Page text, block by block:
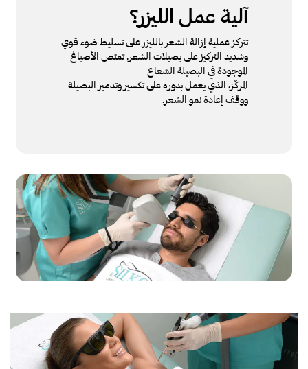
آلية عمل الليزر؟
تتركز عملية إزالة الشعر بالليزر على تسليط ضوء قوي
وشديد التركيز على بصيلات الشعر. تمتص الأصباغ
الموجودة في البصيلة الشعاع
المركّز، الذي يعمل بدوره على تكسير وتدمير البصيلة
ووقف إعادة نمو الشعر.